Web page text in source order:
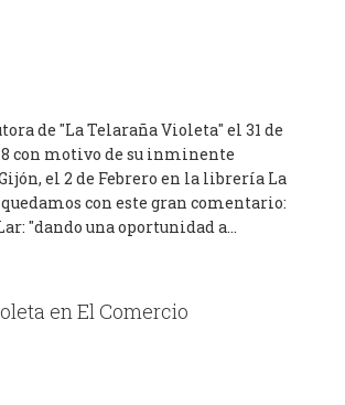
de "La Telaraña Violeta" el 31 de
con motivo de su inminente
el 2 de Febrero en la librería La
con este gran comentario:
"dando una oportunidad a…
en El Comercio